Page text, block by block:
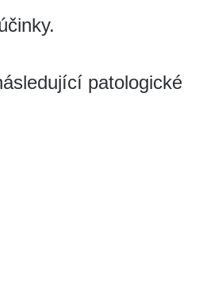
patologické